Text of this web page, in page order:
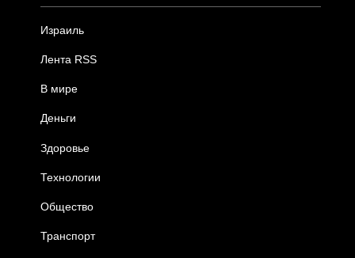
Израиль
Лента RSS
В мире
Деньги
Здоровье
Технологии
Общество
Транспорт